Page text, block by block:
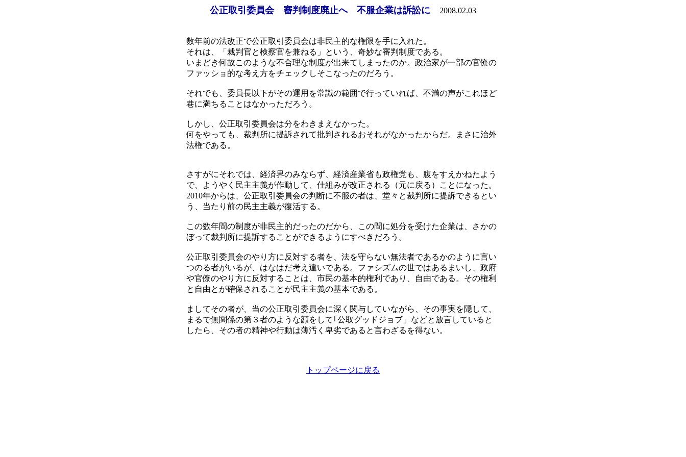
公正取引委員会 審判制度廃止へ 不服企業は訴訟に 2008.02.03
数年前の法改正で公正取引委員会は非民主的な権限を手に入れた。
それは、「裁判官と検察官を兼ねる」という、奇妙な審判制度である。
いまどき何故このような不合理な制度が出来てしまったのか。政治家が一部の官僚の
ファッショ的な考え方をチェックしそこなったのだろう。
それでも、委員長以下がその運用を常識の範囲で行っていれば、不満の声がこれほど
巷に満ちることはなかっただろう。
しかし、公正取引委員会は分をわきまえなかった。
何をやっても、裁判所に提訴されて批判されるおそれがなかったからだ。まさに治外
法権である。
さすがにそれでは、経済界のみならず、経済産業省も政権党も、腹をすえかねたよう
で、ようやく民主主義が作動して、仕組みが改正される（元に戻る）ことになった。
2010年からは、公正取引委員会の判断に不服の者は、堂々と裁判所に提訴できるとい
う、当たり前の民主主義が復活する。
この数年間の制度が非民主的だったのだから、この間に処分を受けた企業は、さかの
ぼって裁判所に提訴することができるようにすべきだろう。
公正取引委員会のやり方に反対する者を、法を守らない無法者であるかのように言い
つのる者がいるが、はなはだ考え違いである。ファシズムの世ではあるまいし、政府
や官僚のやり方に反対することは、市民の基本的権利であり、自由である。その権利
と自由とが確保されることが民主主義の基本である。
ましてその者が、当の公正取引委員会に深く関与していながら、その事実を隠して、
まるで無関係の第３者のような顔をして｢公取グッドジョブ」などと放言していると
したら、その者の精神や行動は薄汚く卑劣であると言わざるを得ない。
トップページに戻る